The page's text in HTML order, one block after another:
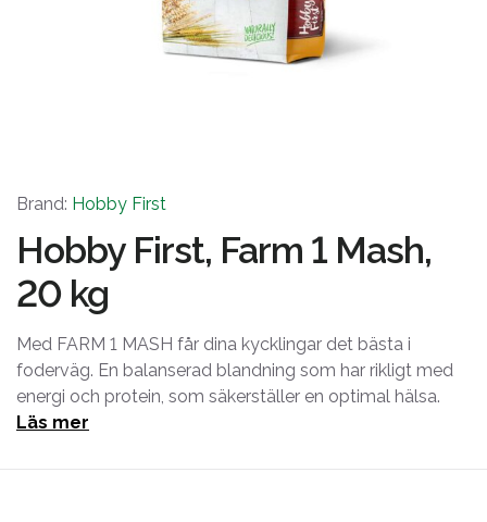
Brand: Hobby First
Hobby First, Farm 1 Mash,
20 kg
Med FARM 1 MASH får dina kycklingar det bästa i
foderväg. En balanserad blandning som har rikligt med
energi och protein, som säkerställer en optimal hälsa.
Läs mer